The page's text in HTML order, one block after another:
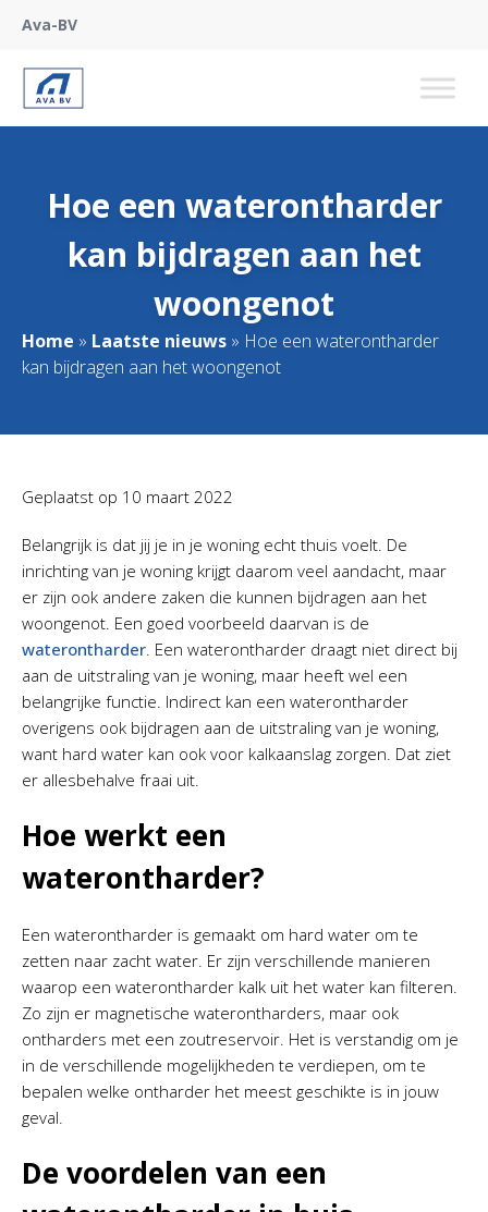
Ava-BV
Hoe een waterontharder
kan bijdragen aan het
woongenot
Home » Laatste nieuws » Hoe een waterontharder
kan bijdragen aan het woongenot
Geplaatst op 10 maart 2022
Belangrijk is dat jij je in je woning echt thuis voelt. De
inrichting van je woning krijgt daarom veel aandacht, maar
er zijn ook andere zaken die kunnen bijdragen aan het
woongenot. Een goed voorbeeld daarvan is de
waterontharder. Een waterontharder draagt niet direct bij
aan de uitstraling van je woning, maar heeft wel een
belangrijke functie. Indirect kan een waterontharder
overigens ook bijdragen aan de uitstraling van je woning,
want hard water kan ook voor kalkaanslag zorgen. Dat ziet
er allesbehalve fraai uit.
Hoe werkt een
waterontharder?
Een waterontharder is gemaakt om hard water om te
zetten naar zacht water. Er zijn verschillende manieren
waarop een waterontharder kalk uit het water kan filteren.
Zo zijn er magnetische waterontharders, maar ook
ontharders met een zoutreservoir. Het is verstandig om je
in de verschillende mogelijkheden te verdiepen, om te
bepalen welke ontharder het meest geschikte is in jouw
geval.
De voordelen van een